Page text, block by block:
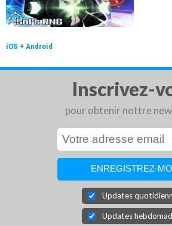
iOS + Android
Inscrivez-
pour obtenir nottre
Updates
Updates